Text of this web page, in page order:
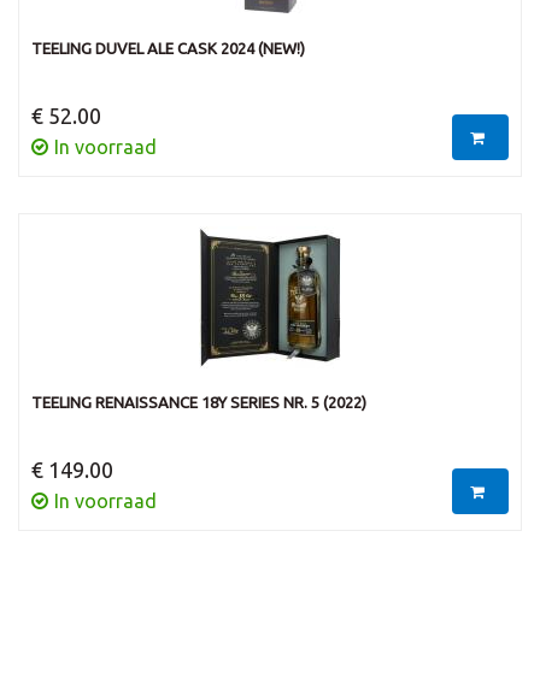
TEELING DUVEL ALE CASK 2024 (NEW!)
€ 52.00
In voorraad
TEELING RENAISSANCE 18Y SERIES NR. 5 (2022)
€ 149.00
In voorraad